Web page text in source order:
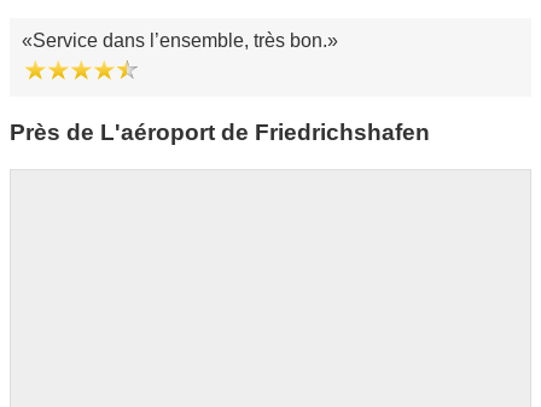
Service dans l’ensemble, très bon.
Près de L'aéroport de Friedrichshafen